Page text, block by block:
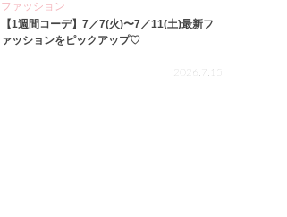
ファッション
【1週間コーデ】7／7(火)〜7／11(土)最新フ
ァッションをピックアップ♡
2026.7.15